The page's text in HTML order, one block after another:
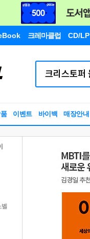
크레마클럽 CD/LP
이벤트 바이백 매장안내
벨